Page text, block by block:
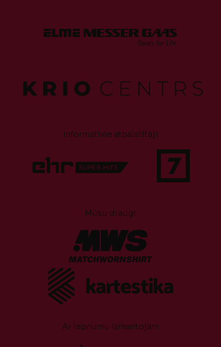
Informatīvie atbalstītāji
Mūsu draugi
Ar lepnumu izmantojam